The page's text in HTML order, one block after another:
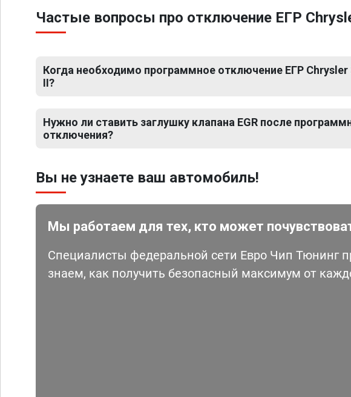
Частые вопросы про отключение ЕГР
Когда необходимо программное отключение ЕГР Chrysler
II?
Нужно ли ставить заглушку клапана EGR после
отключения?
Вы не узнаете ваш автомобиль!
Мы работаем для тех, кто может
Специалисты федеральной сети Евро Чип Тюнинг
знаем, как получить безопасный максимум от